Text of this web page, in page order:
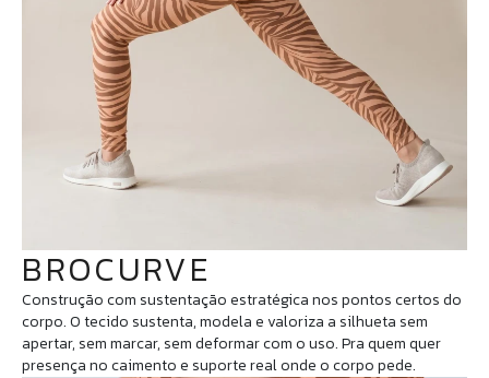
BROCURVE
Construção com sustentação estratégica nos pontos certos do
corpo. O tecido sustenta, modela e valoriza a silhueta sem
apertar, sem marcar, sem deformar com o uso. Pra quem quer
presença no caimento e suporte real onde o corpo pede.